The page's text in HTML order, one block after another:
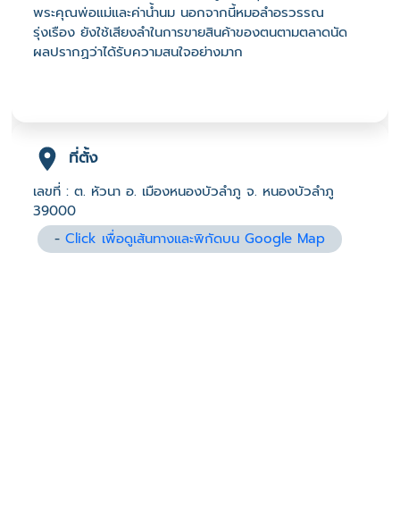
พระคุณพ่อแม่และค่าน้ำนม นอกจากนี้หมอลำอรวรรณ
รุ่งเรือง ยังใช้เสียงลำในการขายสินค้าของตนตามตลาดนัด
ผลปรากฏว่าได้รับความสนใจอย่างมาก
ที่ตั้ง
เลขที่ : ต. หัวนา อ. เมืองหนองบัวลำภู จ. หนองบัวลำภู
39000
-Click เพื่อดูเส้นทางและพิกัดบน Google Map